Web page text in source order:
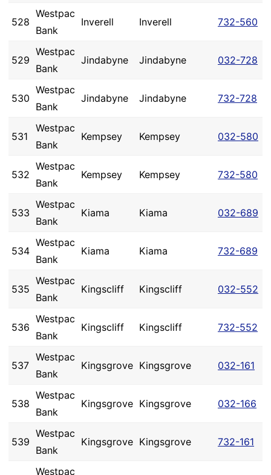
528
Westpac
Bank
Inverell Inverell 732-560
529
Westpac
Bank
Jindabyne Jindabyne 032-728
530
Westpac
Bank
Jindabyne Jindabyne 732-728
531
Westpac
Bank
Kempsey Kempsey 032-580
532
Westpac
Bank
Kempsey Kempsey 732-580
533
Westpac
Bank
Kiama Kiama 032-689
534
Westpac
Bank
Kiama Kiama 732-689
535
Westpac
Bank
Kingscliff Kingscliff 032-552
536
Westpac
Bank
Kingscliff Kingscliff 732-552
537
Westpac
Bank
Kingsgrove Kingsgrove 032-161
538
Westpac
Bank
Kingsgrove Kingsgrove 032-166
539
Westpac
Bank
Kingsgrove Kingsgrove 732-161
Westpac